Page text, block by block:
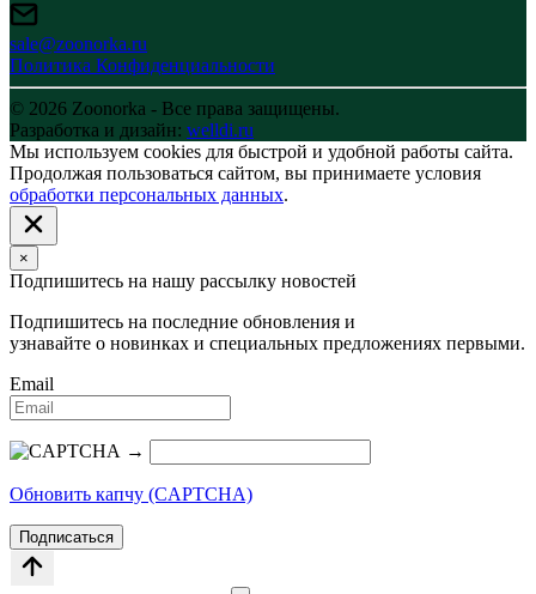
sale@zoonorka.ru
Политика Конфиденциальности
© 2026 Zoonorka - Все права защищены.
Разработка и дизайн: welldi.ru
Мы используем cookies для быстрой и удобной работы сайта.
Продолжая пользоваться сайтом, вы принимаете условия
обработки персональных данных.
×
Подпишитесь на нашу рассылку новостей
Подпишитесь на последние обновления и
узнавайте о новинках и специальных предложениях первыми.
Email
→
Обновить капчу (CAPTCHA)
Подписаться